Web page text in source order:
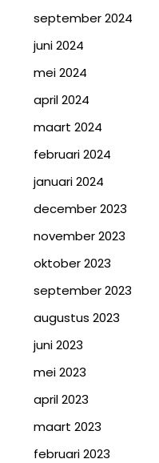
september 2024
juni 2024
mei 2024
april 2024
maart 2024
februari 2024
januari 2024
december 2023
november 2023
oktober 2023
september 2023
augustus 2023
juni 2023
mei 2023
april 2023
maart 2023
februari 2023